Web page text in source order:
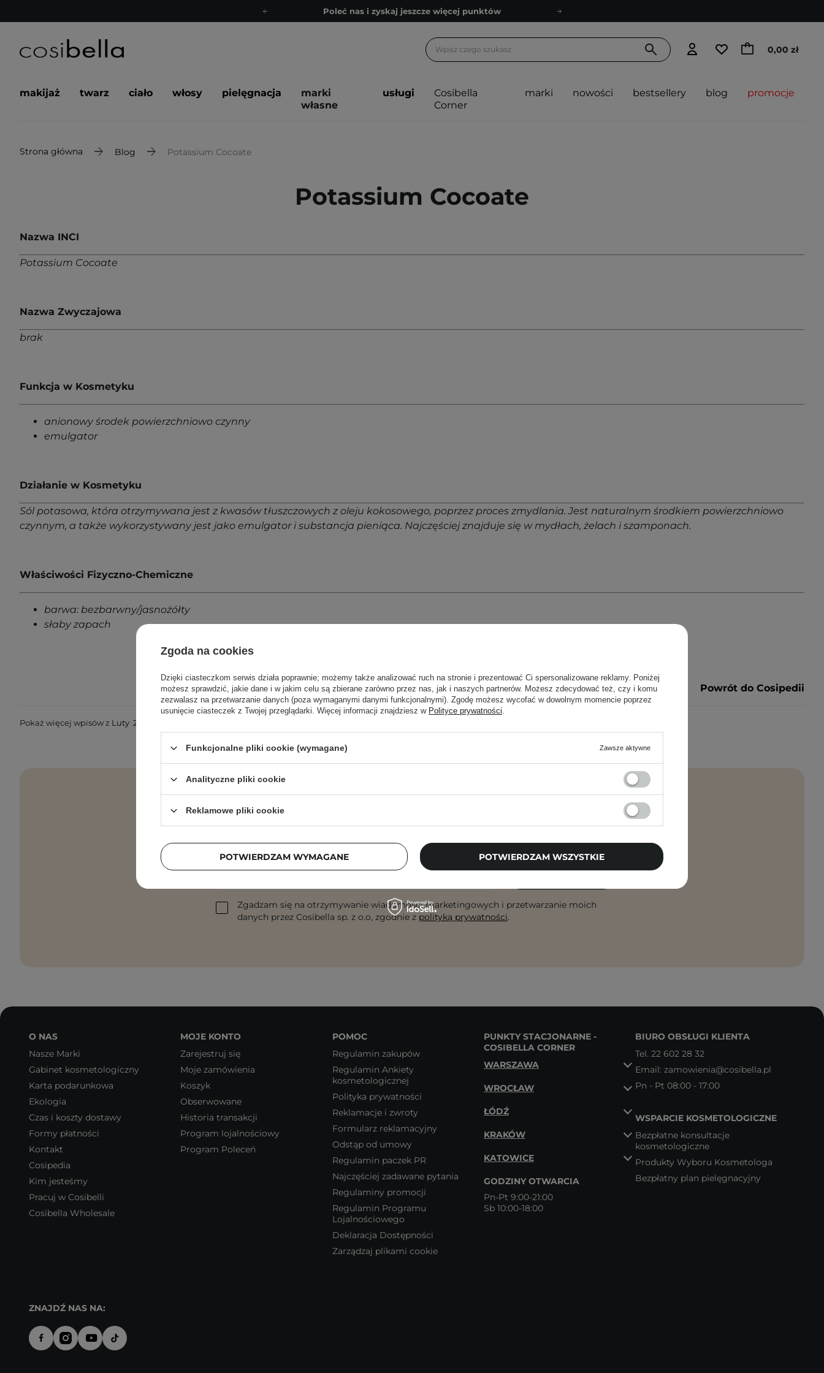
Poleć nas i zyskaj jeszcze więcej punktów
Bezpłatne konsultacje kosmetologiczne
Poleć nas i zyskaj jeszcze więcej punktów
0,00 zł
makijaż twarz ciało włosy pielęgnacja
marki
własne
usługi
Cosibella
Corner
marki nowości bestsellery blog promocje
Strona główna Blog Potassium Cocoate
Potassium Cocoate
Nazwa INCI
Potassium Cocoate
Nazwa Zwyczajowa
brak
Funkcja w Kosmetyku
anionowy środek powierzchniowo czynny
emulgator
Działanie w Kosmetyku
Sól potasowa, która otrzymywana jest z kwasów tłuszczowych z oleju kokosowego, poprzez proces zmydlania. Jest naturalnym środkiem powierzchniowo
czynnym, a także wykorzystywany jest jako emulgator i substancja pieniąca. Najczęściej znajduje się w mydłach, żelach i szamponach.
Właściwości Fizyczno-Chemiczne
barwa: bezbarwny/jasnożółty
słaby zapach
Powrót do Cosipedii
Pokaż więcej wpisów z Luty 2023
Zgadzam się na otrzymywanie wiadomości marketingowych i przetwarzanie moich
danych przez Cosibella sp. z o.o, zgodnie z polityką prywatności.
O NAS
Nasze Marki
Gabinet kosmetologiczny
Karta podarunkowa
Ekologia
Czas i koszty dostawy
Formy płatności
Kontakt
Cosipedia
Kim jesteśmy
Pracuj w Cosibelli
Cosibella Wholesale
MOJE KONTO
Zarejestruj się
Moje zamówienia
Koszyk
Obserwowane
Historia transakcji
Program lojalnościowy
Program Poleceń
POMOC
Regulamin zakupów
Regulamin Ankiety
kosmetologicznej
Polityka prywatności
Reklamacje i zwroty
Formularz reklamacyjny
Odstąp od umowy
Regulamin paczek PR
Najczęściej zadawane pytania
Regulaminy promocji
Regulamin Programu
Lojalnościowego
Deklaracja Dostępności
Zarządzaj plikami cookie
PUNKTY STACJONARNE -
COSIBELLA CORNER
WARSZAWA
WROCŁAW
ŁÓDŹ
KRAKÓW
KATOWICE
GODZINY OTWARCIA
Pn-Pt 9:00-21:00
Sb 10:00-18:00
BIURO OBSŁUGI KLIENTA
Tel. 22 602 28 32
Email: zamowienia@cosibella.pl
Pn - Pt 08:00 - 17:00
WSPARCIE KOSMETOLOGICZNE
Bezpłatne konsultacje
kosmetologiczne
Produkty Wyboru Kosmetologa
Bezpłatny plan pielęgnacyjny
ZNAJDŹ NAS NA:
Zgoda na cookies
Dzięki ciasteczkom serwis działa poprawnie; możemy także analizować ruch na stronie i prezentować Ci spersonalizowane reklamy. Poniżej
możesz sprawdzić, jakie dane i w jakim celu są zbierane zarówno przez nas, jak i naszych partnerów. Możesz zdecydować też, czy i komu
zezwalasz na przetwarzanie danych (poza wymaganymi danymi funkcjonalnymi). Zgodę możesz wycofać w dowolnym momencie poprzez
usunięcie ciasteczek z Twojej przeglądarki. Więcej informacji znajdziesz w Polityce prywatności.
Funkcjonalne pliki cookie (wymagane) Zawsze aktywne
Analityczne pliki cookie
Reklamowe pliki cookie
POTWIERDZAM WYMAGANE POTWIERDZAM WSZYSTKIE